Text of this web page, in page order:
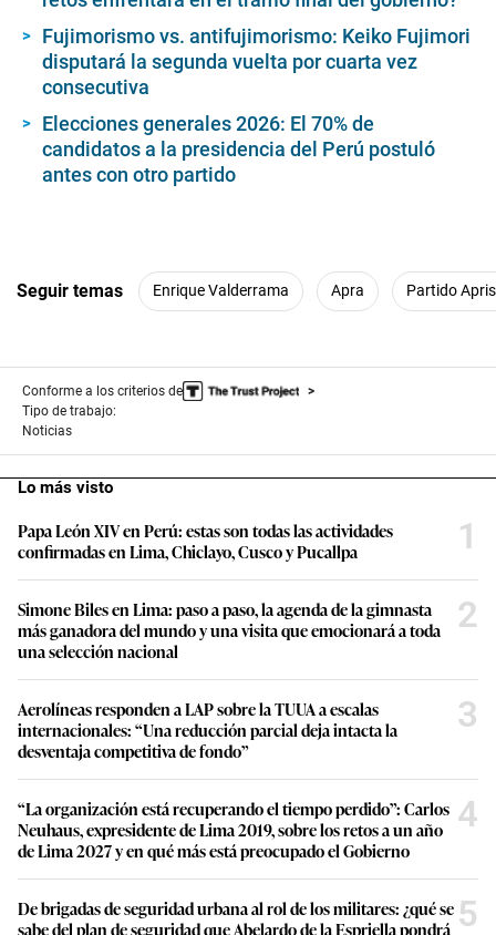
Fujimorismo vs. antifujimorismo: Keiko Fujimori
disputará la segunda vuelta por cuarta vez
consecutiva
Elecciones generales 2026: El 70% de
candidatos a la presidencia del Perú postuló
antes con otro partido
Seguir temas Enrique Valderrama Apra Partido
Conforme a los criterios de
Tipo de trabajo:
Noticias
Lo más visto
Papa León XIV en Perú: estas son todas las actividades
confirmadas en Lima, Chiclayo, Cusco y Pucallpa
1
Simone Biles en Lima: paso a paso, la agenda de la gimnasta
más ganadora del mundo y una visita que emocionará a toda
una selección nacional
2
Aerolíneas responden a LAP sobre la TUUA a escalas
internacionales: “Una reducción parcial deja intacta la
desventaja competitiva de fondo”
3
“La organización está recuperando el tiempo perdido”: Carlos
Neuhaus, expresidente de Lima 2019, sobre los retos a un año
de Lima 2027 y en qué más está preocupado el Gobierno
4
De brigadas de seguridad urbana al rol de los militares: ¿qué se
sabe del plan de seguridad que Abelardo de la Espriella pondrá 5